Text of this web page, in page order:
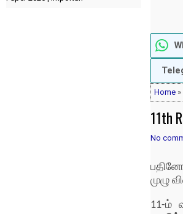
Home »
11th
No
முழு
11-ம்